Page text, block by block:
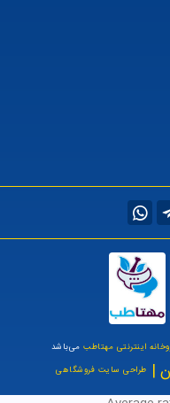
اینترنتی مهتاطبمی‌باشد
| طراحی سایت فروشگاهی